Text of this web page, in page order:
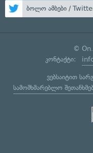
ბოლო ამბები /
©
კონტაქტი:
ვებსაიტით
სამომხმარებლო